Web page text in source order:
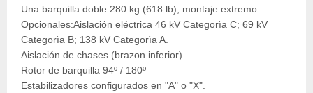
Una barquilla doble 280 kg (618 lb), montaje extremo
Opcionales:Aislación eléctrica 46 kV Categorìa C; 69 kV
Categorìa B; 138 kV Categorìa A.
Aislación de chases (brazon inferior)
Rotor de barquilla 94º / 180º
Estabilizadores configurados en "A" o "X".